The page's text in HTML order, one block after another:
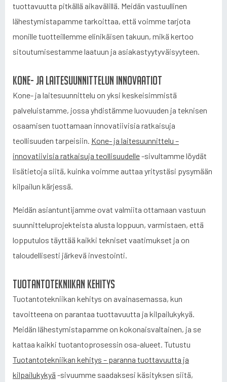
tuottavuutta pitkällä aikavälillä. Meidän vastuullinen
lähestymistapamme tarkoittaa, että voimme tarjota
monille tuotteillemme elinikäisen takuun, mikä kertoo
sitoutumisestamme laatuun ja asiakastyytyväisyyteen.
Kone- ja laitesuunnittelun innovaatiot
Kone- ja laitesuunnittelu on yksi keskeisimmistä
palveluistamme, jossa yhdistämme luovuuden ja teknisen
osaamisen tuottamaan innovatiivisia ratkaisuja
teollisuuden tarpeisiin. Kone- ja laitesuunnittelu –
innovatiivisia ratkaisuja teollisuudelle-sivultamme löydät
lisätietoja siitä, kuinka voimme auttaa yritystäsi pysymään
kilpailun kärjessä.
Meidän asiantuntijamme ovat valmiita ottamaan vastuun
suunnitteluprojekteista alusta loppuun, varmistaen, että
lopputulos täyttää kaikki tekniset vaatimukset ja on
taloudellisesti järkevä investointi.
Tuotantotekniikan kehitys
Tuotantotekniikan kehitys on avainasemassa, kun
tavoitteena on parantaa tuottavuutta ja kilpailukykyä.
Meidän lähestymistapamme on kokonaisvaltainen, ja se
kattaa kaikki tuotantoprosessin osa-alueet. Tutustu
Tuotantotekniikan kehitys – paranna tuottavuutta ja
kilpailukykyä -sivuumme saadaksesi käsityksen siitä,